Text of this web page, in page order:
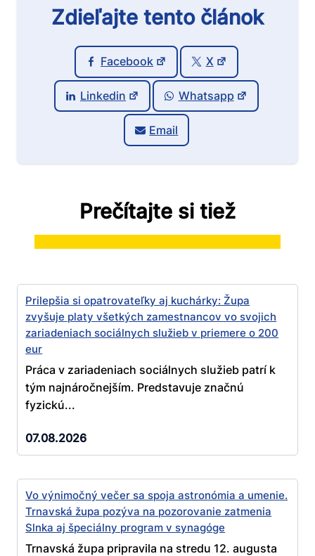
Zdieľajte tento článok
Facebook X
Linkedin Whatsapp
Email
Prečítajte si tiež
Prilepšia si opatrovateľky aj kuchárky: Župa
zvyšuje platy všetkých zamestnancov vo svojich
zariadeniach sociálnych služieb v priemere o 200
eur
Práca v zariadeniach sociálnych služieb patrí k
tým najnáročnejším. Predstavuje značnú
fyzickú...
07.08.2026
Vo výnimočný večer sa spoja astronómia a umenie.
Trnavská župa pozýva na pozorovanie zatmenia
Slnka aj špeciálny program v synagóge
Trnavská župa pripravila na stredu 12. augusta